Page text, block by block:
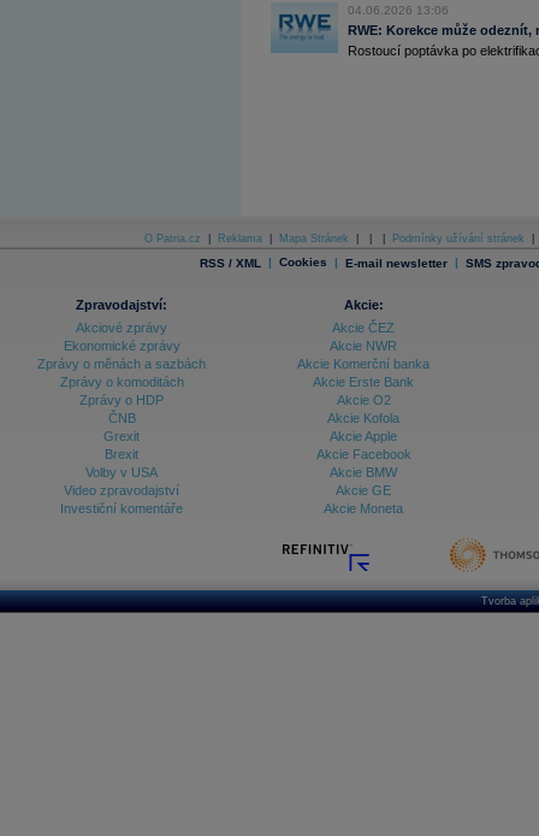
Databanka - Akcie
Databanka - Ekonomický růst
Databanka - Indexy
Databanka - Měnové kurzy
Databanka - Trh práce
Databanka - Úrokové sazby
Databanka - Veřejné rozpočty
Databanka akcie - Svět
04.06.2026 13:06
RWE: Korekce může
Rostoucí poptávka po
O Patria.cz Reklama Mapa Stránek Podmínky užívání stránek
RSS / XML | Cookies | E-mail newsletter | SMS
Zpravodajství:
Akciové zprávy
Ekonomické zprávy
Zprávy o měnách a sazbách
Zprávy o komoditách
Zprávy o HDP
ČNB
Grexit
Brexit
Volby v USA
Video zpravodajství
Investiční komentáře
Akcie:
Akcie ČEZ
Akcie NWR
Akcie Komerční banka
Akcie Erste Bank
Akcie O2
Akcie Kofola
Akcie Apple
Akcie Facebook
Akcie BMW
Akcie GE
Akcie Moneta
Tvorba